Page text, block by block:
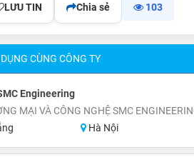
LƯU TIN Chia sẻ 103
CÙNG CÔNG TY
Engineering
MẠI VÀ CÔNG NGHỆ SMC
Hà Nội